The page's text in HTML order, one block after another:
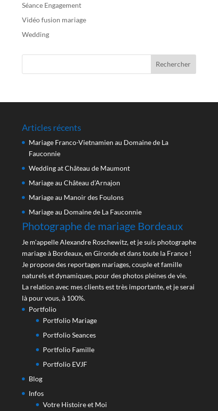
Séance Engagement
Vidéo fusion mariage
Wedding
Articles récents
Mariage Franco-Vietnamien au Domaine de La
Fauconnie
Wedding at Château de Maumont
Mariage au Château d’Arnajon
Mariage au Manoir des Foulons
Mariage au Domaine de La Fauconnie
Photographe de mariage Bordeaux
Je m'appelle Alexandre Roschewitz, et je suis photographe
mariage à Bordeaux, en Gironde et dans toute la France !
Je propose des reportages mariages, couple et famille
naturels et dynamiques, pour des photos pleines de vie.
La relation avec mes clients est très importante, et je serai
là pour vous, à 100%.
Portfolio
Portfolio Mariage
Portfolio Seances
Portfolio Famille
Portfolio EVJF
Blog
Infos
Votre Histoire et Moi